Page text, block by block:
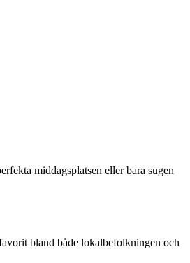
middagsplatsen eller bara sugen
bland både lokalbefolkningen och